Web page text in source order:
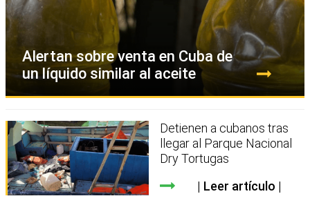
Alertan sobre venta en Cuba de
un líquido similar al aceite
Detienen a cubanos tras
llegar al Parque Nacional
Dry Tortugas
Leer artículo